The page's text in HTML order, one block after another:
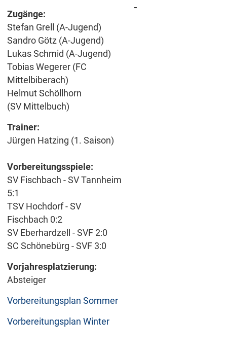
Zugänge:
Stefan Grell (A-Jugend)
Sandro Götz (A-Jugend)
Lukas Schmid (A-Jugend)
Tobias Wegerer (FC
Mittelbiberach)
Helmut Schöllhorn
(SV Mittelbuch)
Trainer:
Jürgen Hatzing (1. Saison)
Vorbereitungsspiele:
SV Fischbach - SV Tannheim
5:1
TSV Hochdorf - SV
Fischbach 0:2
SV Eberhardzell - SVF 2:0
SC Schönebürg - SVF 3:0
Vorjahresplatzierung:
Absteiger
Vorbereitungsplan Sommer
Vorbereitungsplan Winter
-